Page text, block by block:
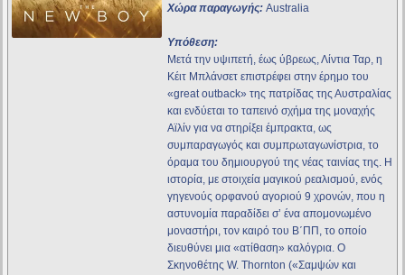
Χώρα παραγωγής: Australia
Υπόθεση:
Μετά την υψιπετή, έως ύβρεως, Λίντια Ταρ, η
Κέιτ Μπλάνσετ επιστρέφει στην έρημο του
«great outback» της πατρίδας της Αυστραλίας
και ενδύεται το ταπεινό σχήμα της μοναχής
Αϊλίν για να στηρίξει έμπρακτα, ως
συμπαραγωγός και συμπρωταγωνίστρια, το
όραμα του δημιουργού της νέας ταινίας της. Η
ιστορία, με στοιχεία μαγικού ρεαλισμού, ενός
γηγενούς ορφανού αγοριού 9 χρονών, που η
αστυνομία παραδίδει σ’ ένα απομονωμένο
μοναστήρι, τον καιρό του Β΄ΠΠ, το οποίο
διευθύνει μια «ατίθαση» καλόγρια. Ο
Σκηνοθέτης W. Thornton («Σαμψών και